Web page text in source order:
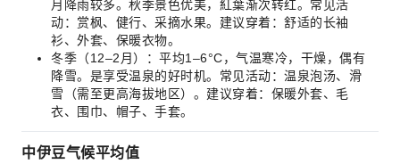
月降雨较多。秋季景色优美，紅葉渐次转红。常见活
动：赏枫、健行、采摘水果。建议穿着：舒适的长袖
衫、外套、保暖衣物。
冬季（12–2月）：平均1–6°C，气温寒冷，干燥，偶有
降雪。是享受温泉的好时机。常见活动：温泉泡汤、滑
雪（需至更高海拔地区）。建议穿着：保暖外套、毛
衣、围巾、帽子、手套。
中伊豆气候平均值